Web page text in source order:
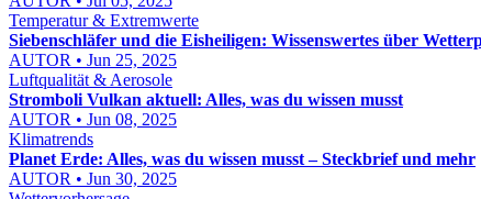
Temperatur & Extremwerte
Siebenschläfer und die Eisheiligen: Wissenswertes über
AUTOR • Jun 25, 2025
Luftqualität & Aerosole
Stromboli Vulkan aktuell: Alles, was du wissen musst
AUTOR • Jun 08, 2025
Klimatrends
Planet Erde: Alles, was du wissen musst – Steckbrief und mehr
AUTOR • Jun 30, 2025